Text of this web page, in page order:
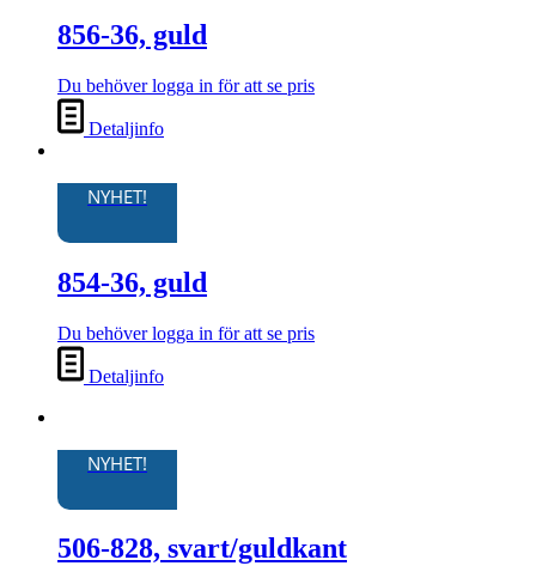
856-36, guld
Du behöver logga in för att se pris
Detaljinfo
NYHET!
854-36, guld
Du behöver logga in för att se pris
Detaljinfo
NYHET!
506-828, svart/guldkant